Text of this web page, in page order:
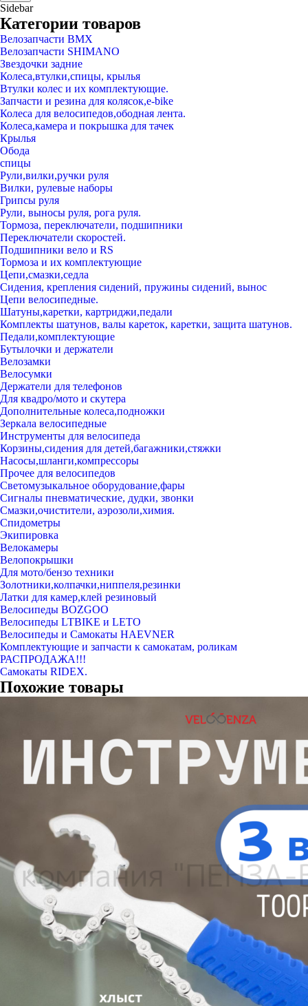
Sidebar
Категории товаров
Велозапчасти BMX
Велозапчасти SHIMANO
Звездочки задние
Колеса,втулки,спицы, крылья
Втулки колес и их комплектующие.
Запчасти и резина для колясок,e-bike
Колеса для велосипедов,ободная лента.
Колеса,камера и покрышка для тачек
Крылья
Обода
спицы
Рули,вилки,ручки руля
Вилки, рулевые наборы
Грипсы руля
Рули, выносы руля, рога руля.
Тормоза, переключатели, подшипники
Переключатели скоростей.
Подшипники вело и RS
Тормоза и их комплектующие
Цепи,смазки,седла
Сидения, крепления сидений, пружины сидений, вынос
Цепи велосипедные.
Шатуны,каретки, картриджи,педали
Комплекты шатунов, валы кареток, каретки, защита шатунов.
Педали,комплектующие
Бутылочки и держатели
Велозамки
Велосумки
Держатели для телефонов
Для квадро/мото и скутера
Дополнительные колеса,подножки
Зеркала велосипедные
Инструменты для велосипеда
Корзины,сидения для детей,багажники,стяжки
Насосы,шланги,компрессоры
Прочее для велосипедов
Светомузыкальное оборудование,фары
Сигналы пневматические, дудки, звонки
Смазки,очистители, аэрозоли,химия.
Спидометры
Экипировка
Велокамеры
Велопокрышки
Для мото/бензо техники
Золотники,колпачки,ниппеля,резинки
Латки для камер,клей резиновый
Велосипеды BOZGOO
Велосипеды LTBIKE и LETO
Велосипеды и Самокаты HAEVNER
Комплектующие и запчасти к самокатам, роликам
РАСПРОДАЖА!!!
Самокаты RIDEX.
Похожие товары